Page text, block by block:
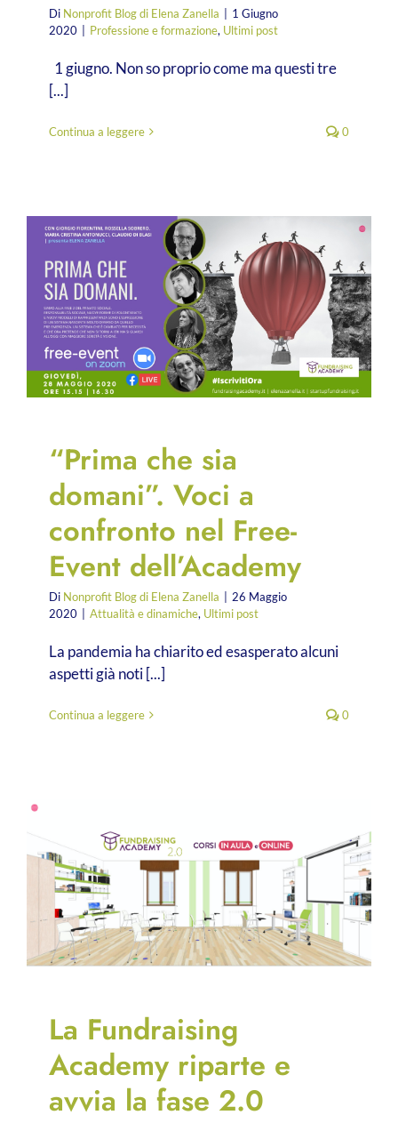
Di Nonprofit Blog di Elena Zanella
1 Giugno
2020
Professione e formazione, Ultimi post
1 giugno. Non so proprio come ma questi tre
[...]
Continua a leggere 0
“Prima che sia
domani”. Voci a
confronto nel Free-
Event dell’Academy
Di Nonprofit Blog di Elena Zanella
26 Maggio
2020
Attualità e dinamiche, Ultimi post
La pandemia ha chiarito ed esasperato alcuni
aspetti già noti [...]
Continua a leggere 0
La Fundraising
Academy riparte e
avvia la fase 2.0